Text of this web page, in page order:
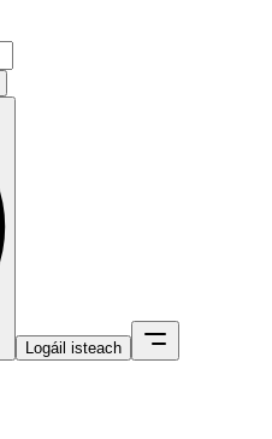
Logáil isteach